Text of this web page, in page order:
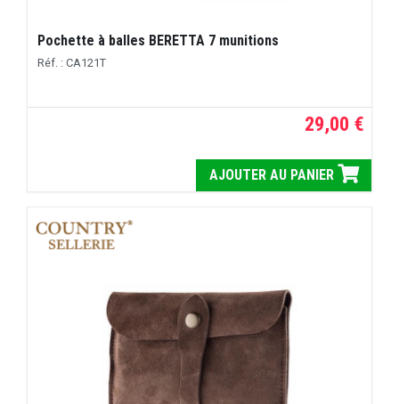
Pochette à balles BERETTA 7 munitions
Réf. : CA121T
29,00 €
AJOUTER AU PANIER